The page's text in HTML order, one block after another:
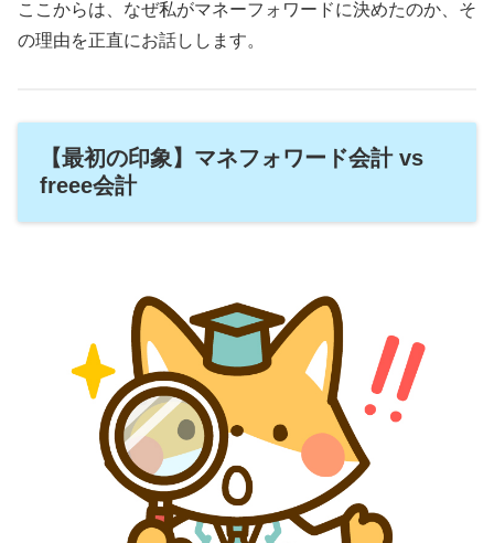
ここからは、なぜ私がマネーフォワードに決めたのか、そ
の理由を正直にお話しします。
【最初の印象】マネフォワード会計 vs
freee会計